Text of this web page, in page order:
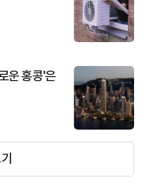
운 홍콩'은